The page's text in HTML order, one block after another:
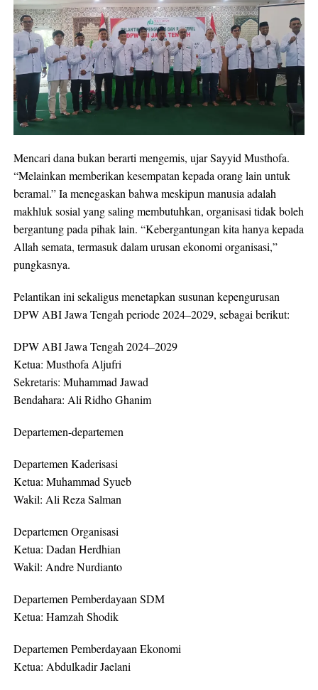
Mencari dana bukan berarti mengemis, ujar Sayyid Musthofa.
“Melainkan memberikan kesempatan kepada orang lain untuk
beramal.” Ia menegaskan bahwa meskipun manusia adalah
makhluk sosial yang saling membutuhkan, organisasi tidak boleh
bergantung pada pihak lain. “Kebergantungan kita hanya kepada
Allah semata, termasuk dalam urusan ekonomi organisasi,”
pungkasnya.
Pelantikan ini sekaligus menetapkan susunan kepengurusan
DPW ABI Jawa Tengah periode 2024–2029, sebagai berikut:
DPW ABI Jawa Tengah 2024–2029
Ketua: Musthofa Aljufri
Sekretaris: Muhammad Jawad
Bendahara: Ali Ridho Ghanim
Departemen-departemen
Departemen Kaderisasi
Ketua: Muhammad Syueb
Wakil: Ali Reza Salman
Departemen Organisasi
Ketua: Dadan Herdhian
Wakil: Andre Nurdianto
Departemen Pemberdayaan SDM
Ketua: Hamzah Shodik
Departemen Pemberdayaan Ekonomi
Ketua: Abdulkadir Jaelani